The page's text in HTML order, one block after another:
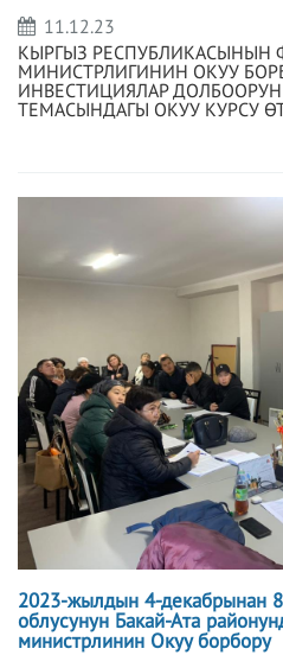
11.12.23
КЫРГЫЗ РЕСПУБЛИКАСЫНЫН
МИНИСТРЛИГИНИН ОКУУ
ИНВЕСТИЦИЯЛАР
ТЕМАСЫНДАГЫ ОКУУ КУРСУ
2023-жылдын 4-декабрынан
облусунун Бакай-Ата
министрлинин Окуу борбору